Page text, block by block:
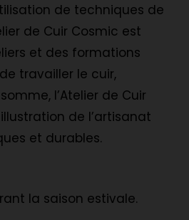
de techniques de
de Cuir Cosmic est
et des formations
travailler le cuir,
l’Atelier de Cuir
de l’artisanat
et durables.
la saison estivale.